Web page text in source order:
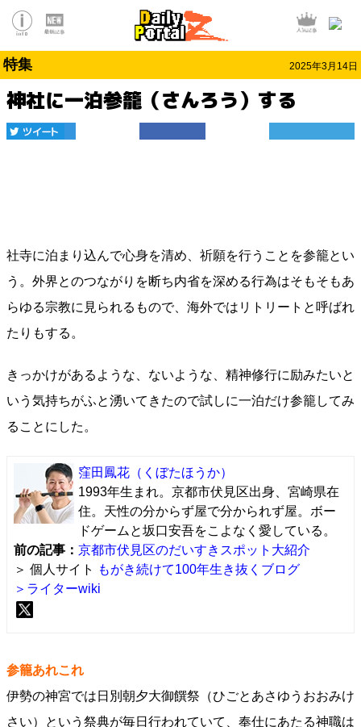
特集 2025年3月14日
神社に一泊参籠（さんろう）する
社寺に泊まり込んで心身を清め、祈願を行うことを参籠とい
う。外界とのつながりを断ち内省を深める行為はそもそもあ
らゆる宗教に見られるもので、海外ではリトリートと呼ばれ
たりもする。
きっかけがあるような、ないような、精神修行に励みたいと
いう気持ちがふと湧いてきたので試しに一泊だけ参籠してみ
ることにした。
窪田鳳花 （くぼたほうか）
1993年生まれ。京都市伏見区出身、宮崎県在
住。天性の分からず屋で分かられず屋。ボー
ドゲームと坂口安吾をこよなく愛している。
前の記事： 京都市伏見区のだいすきスポット大紹介
＞ 個人サイト
もがき続けて100年生き抜くブログ
＞ライターwiki
参籠あれこれ
伊勢の神宮では日別朝夕大御饌祭（ひごとあさゆうおおみけ
さい）という祭典が毎日行われていて、奉仕にあたる神職は